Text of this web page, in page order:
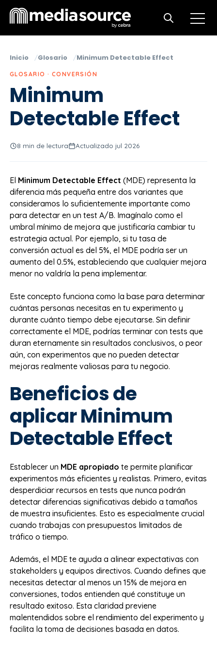
Open
Open search
Inicio Glosario Minimum Detectable Effect
GLOSARIO · CONVERSIÓN
Minimum
Detectable Effect
8 min de lectura Actualizado jul 2026
El Minimum Detectable Effect (MDE) representa la
diferencia más pequeña entre dos variantes que
consideramos lo suficientemente importante como
para detectar en un test A/B. Imagínalo como el
umbral mínimo de mejora que justificaría cambiar tu
estrategia actual. Por ejemplo, si tu tasa de
conversión actual es del 5%, el MDE podría ser un
aumento del 0.5%, estableciendo que cualquier mejora
menor no valdría la pena implementar.
Este concepto funciona como la base para determinar
cuántas personas necesitas en tu experimento y
durante cuánto tiempo debe ejecutarse. Sin definir
correctamente el MDE, podrías terminar con tests que
duran eternamente sin resultados conclusivos, o peor
aún, con experimentos que no pueden detectar
mejoras realmente valiosas para tu negocio.
Beneficios de
aplicar Minimum
Detectable Effect
Establecer un MDE apropiado te permite planificar
experimentos más eficientes y realistas. Primero, evitas
desperdiciar recursos en tests que nunca podrán
detectar diferencias significativas debido a tamaños
de muestra insuficientes. Esto es especialmente crucial
cuando trabajas con presupuestos limitados de
tráfico o tiempo.
Además, el MDE te ayuda a alinear expectativas con
stakeholders y equipos directivos. Cuando defines que
necesitas detectar al menos un 15% de mejora en
conversiones, todos entienden qué constituye un
resultado exitoso. Esta claridad previene
malentendidos sobre el rendimiento del experimento y
facilita la toma de decisiones basada en datos.